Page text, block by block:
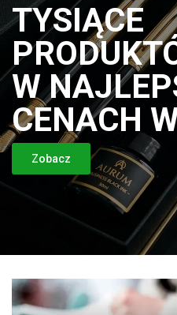
TYSIĄCE
W
CENACH
Zobacz